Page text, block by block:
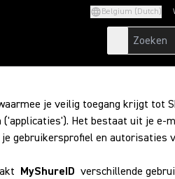
Belgium (Dutch)
je veilig toegang krijgt tot
('applicaties'). Het bestaat uit je e-
je gebruikersprofiel en autorisaties
MyShureID verschillende